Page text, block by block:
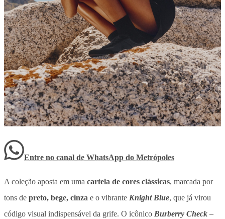
Entre no canal de WhatsApp do Metrópoles
A coleção aposta em uma cartela de cores clássicas, marcada por
tons de preto, bege, cinza e o vibrante Knight Blue, que já virou
código visual indispensável da grife. O icônico Burberry Check –